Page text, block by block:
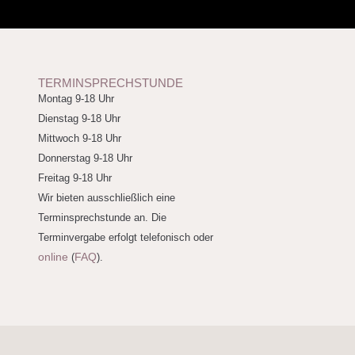
TERMINSPRECHSTUNDE
Montag 9-18 Uhr
Dienstag 9-18 Uhr
Mittwoch 9-18 Uhr
Donnerstag 9-18 Uhr
Freitag 9-18 Uhr
Wir bieten ausschließlich eine
Terminsprechstunde an. Die
Terminvergabe erfolgt telefonisch oder
online (FAQ).